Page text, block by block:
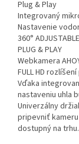
Plug & Play
Integrovaný
Nastavenie
360°
PLUG & PLAY
Webkamera
FULL HD rozlíšení
Vďaka
nastaveniu uhla
Univerzálny
pripevniť
dostupný na trhu.